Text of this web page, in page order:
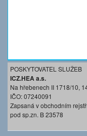
POSKYTOVATEL SLUŽEB
ICZ.HEA a.s.
Na hřebenech II 1718/10,
IČO: 07240091
Zapsaná v obchodním
pod sp.zn. B 23578